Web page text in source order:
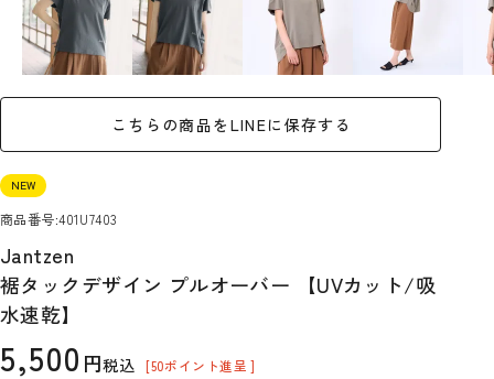
こちらの商品をLINEに保存する
NEW
商品番号 401U7403
Jantzen
裾タックデザイン プルオーバー 【UVカット/吸
水速乾】
5,500 税込 [50ポイント進呈 ]